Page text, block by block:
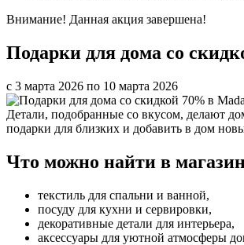
Внимание! Данная акция завершена!
Подарки для дома со
с 3 марта 2026 по 10 марта 2026
Детали, подобранные со вкусом, делают
подарки для близких и добавить в дом
Что можно найти в
текстиль для спальни и ванной,
посуду для кухни и сервировки,
декоративные детали для интерьера,
аксессуары для уютной атмосферы